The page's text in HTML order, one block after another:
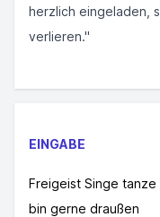
herzlich eingeladen,
verlieren."
EINGABE
Freigeist Singe
bin gerne draußen